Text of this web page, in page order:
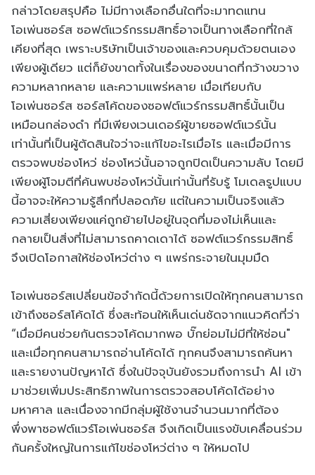
กล่าวโดยสรุปคือ ไม่มีทางเลือกอื่นใดที่จะมาทดแทน
โอเพ่นซอร์ส ซอฟต์แวร์กรรมสิทธิ์อาจเป็นทางเลือกที่ใกล้
เคียงที่สุด เพราะบริษัทเป็นเจ้าของและควบคุมด้วยตนเอง
เพียงผู้เดียว แต่ก็ยังขาดทั้งในเรื่องของขนาดที่กว้างขวาง
ความหลากหลาย และความแพร่หลาย เมื่อเทียบกับ
โอเพ่นซอร์ส ซอร์สโค้ดของซอฟต์แวร์กรรมสิทธิ์นั้นเป็น
เหมือนกล่องดำ ที่มีเพียงเวนเดอร์ผู้ขายซอฟต์แวร์นั้น
เท่านั้นที่เป็นผู้ตัดสินใจว่าจะแก้ไขอะไรเมื่อไร และเมื่อมีการ
ตรวจพบช่องโหว่ ช่องโหว่นั้นอาจถูกปิดเป็นความลับ โดยมี
เพียงผู้โจมตีที่ค้นพบช่องโหว่นั้นเท่านั้นที่รับรู้ โมเดลรูปแบบ
นี้อาจจะให้ความรู้สึกที่ปลอดภัย แต่ในความเป็นจริงแล้ว
ความเสี่ยงเพียงแค่ถูกย้ายไปอยู่ในจุดที่มองไม่เห็นและ
กลายเป็นสิ่งที่ไม่สามารถคาดเดาได้ ซอฟต์แวร์กรรมสิทธิ์
จึงเปิดโอกาสให้ช่องโหว่ต่าง ๆ แพร่กระจายในมุมมืด
โอเพ่นซอร์สเปลี่ยนข้อจำกัดนี้ด้วยการเปิดให้ทุกคนสามารถ
เข้าถึงซอร์สโค้ดได้ ซึ่งสะท้อนให้เห็นเด่นชัดจากแนวคิดที่ว่า
“เมื่อมีคนช่วยกันตรวจโค้ดมากพอ บั๊กย่อมไม่มีที่ให้ซ่อน"
และเมื่อทุกคนสามารถอ่านโค้ดได้ ทุกคนจึงสามารถค้นหา
และรายงานปัญหาได้ ซึ่งในปัจจุบันยังรวมถึงการนำ AI เข้า
มาช่วยเพิ่มประสิทธิภาพในการตรวจสอบโค้ดได้อย่าง
มหาศาล และเนื่องจากมีกลุ่มผู้ใช้งานจำนวนมากที่ต้อง
พึ่งพาซอฟต์แวร์โอเพ่นซอร์ส จึงเกิดเป็นแรงขับเคลื่อนร่วม
กันครั้งใหญ่ในการแก้ไขช่องโหว่ต่าง ๆ ให้หมดไป